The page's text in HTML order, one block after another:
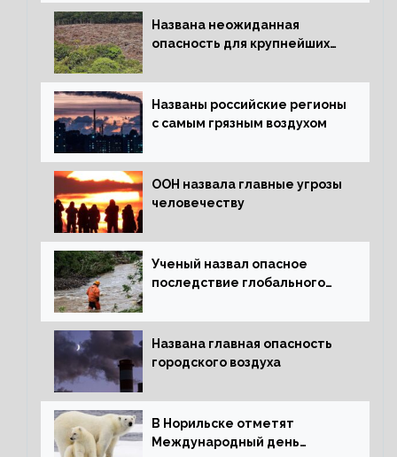
Названа неожиданная
опасность для крупнейших
Названы российские регионы
с самым грязным воздухом
ООН назвала главные угрозы
человечеству
Ученый назвал опасное
последствие глобального
Названа главная опасность
городского воздуха
В Норильске отметят
Международный день